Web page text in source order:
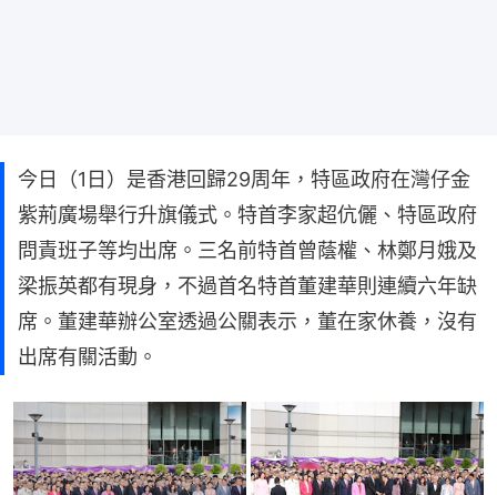
今日（1日）是香港回歸29周年，特區政府在灣仔金
紫荊廣場舉行升旗儀式。特首李家超伉儷、特區政府
問責班子等均出席。三名前特首曾蔭權、林鄭月娥及
梁振英都有現身，不過首名特首董建華則連續六年缺
席。董建華辦公室透過公關表示，董在家休養，沒有
出席有關活動。